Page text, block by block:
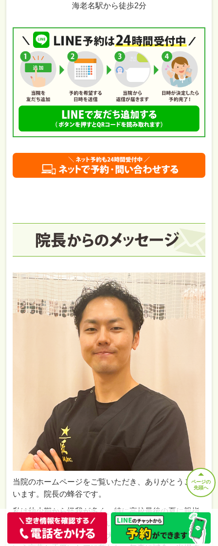
海老名駅から徒歩2分
当院のホームページをご覧いただき、ありがとうござ
います。院長の蜂谷です。
私は幼少期から怪我が多く、特に高校最後の夏に親指
を骨折した際は絶望を味わいました。しかし、当時通
っていた治療院の先生の「大丈夫、一緒に治そう」と
ページの
先頭へ